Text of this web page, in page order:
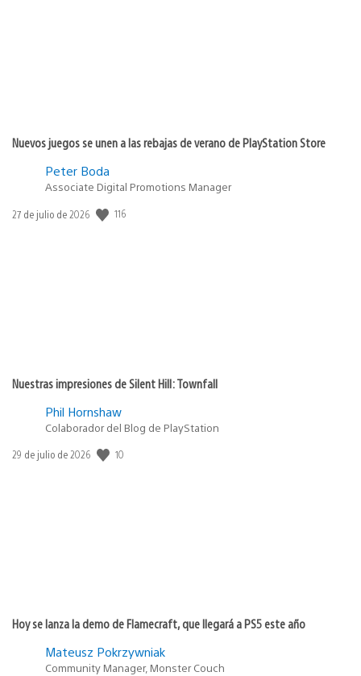
Nuevos juegos se unen a las rebajas de verano de PlayStation Store
Peter Boda
Associate Digital Promotions Manager
Fecha
27 de julio de 2026 116
Nuestras impresiones de Silent Hill: Townfall
Phil Hornshaw
Colaborador del Blog de PlayStation
Fecha
29 de julio de 2026 10
Hoy se lanza la demo de Flamecraft, que llegará a PS5 este año
Mateusz Pokrzywniak
Community Manager, Monster Couch